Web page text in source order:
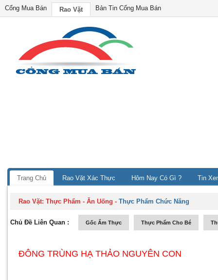
Cổng Mua Bán Rao Vặt Bản Tin Cổng Mua Bán
Trang Chủ Rao Vặt Xác Thực Hôm Nay Có Gì ? Tin
Rao Vặt:Thực Phẩm - Ăn Uống -Thực Phẩm Chức Năng
Chủ Đề Liên Quan : Gốc Ẩm Thực Thực Phẩm Cho Bé
ĐÔNG TRÙNG HẠ THẢO NGUYÊN CON